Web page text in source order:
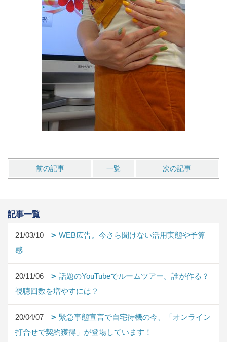
前の記事 一覧 次の記事
記事一覧
21/03/10
WEB広告。今さら聞けない活用実態や予算
感
20/11/06
話題のYouTubeでルームツアー。誰が作る？
視聴回数を増やすには？
20/04/07
緊急事態宣言で自宅待機の今、「オンライン
打合せで契約獲得」が登場しています！